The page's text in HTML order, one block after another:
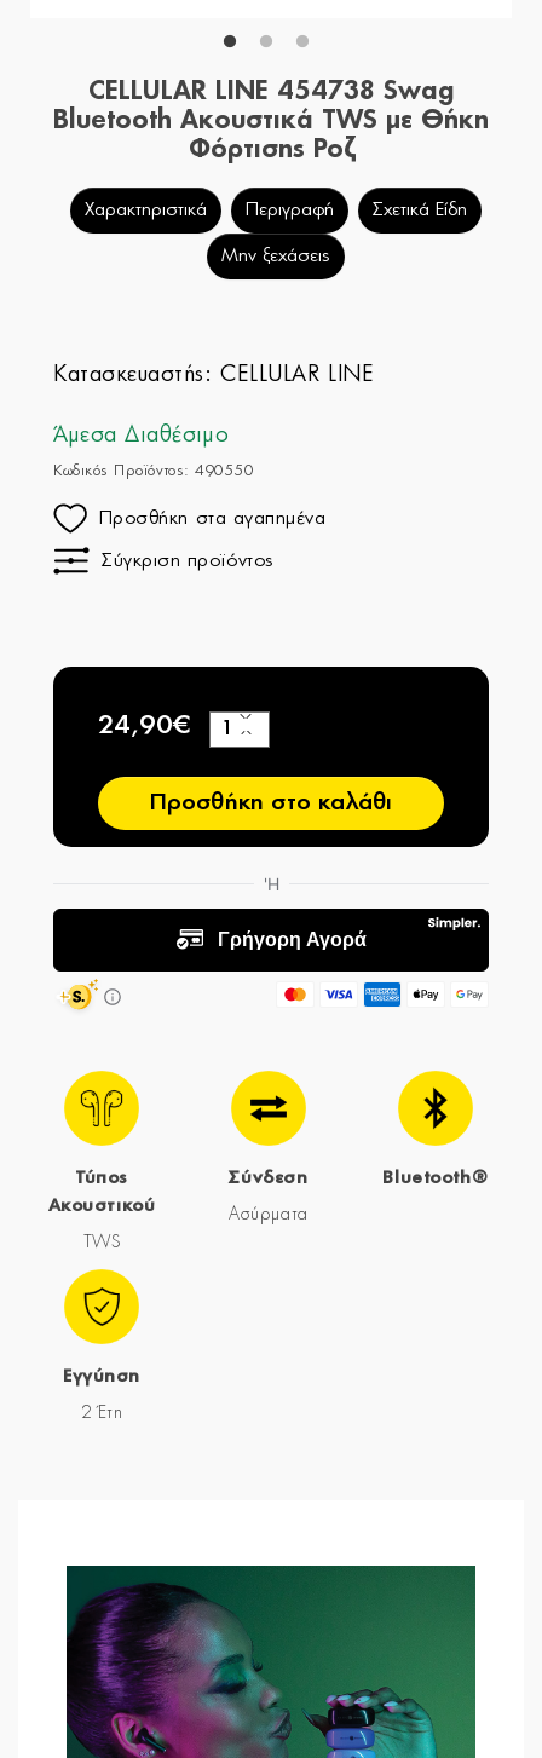
CELLULAR LINE 454738 Swag
Bluetooth Ακουστικά TWS με Θήκη
Φόρτισης Ροζ
Χαρακτηριστικά Περιγραφή Σχετικά Είδη
Μην ξεχάσεις
Κατασκευαστής:CELLULAR LINE
Άμεσα Διαθέσιμο
Κωδικός Προϊόντος: 490550
Προσθήκη στα αγαπημένα
Σύγκριση προϊόντος
24,90€
−
+
Προσθήκη στο καλάθι
Τύπος
Ακουστικού
TWS
Σύνδεση
Ασύρματα
Bluetooth®
Εγγύηση
2 Έτη